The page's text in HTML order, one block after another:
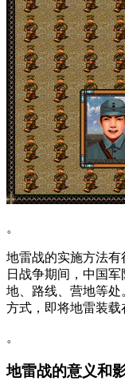
。
地雷战的实施方法
日战争期间，中国
地、路线、营地等处
方式，即将地雷装载
。
地雷战的意义和